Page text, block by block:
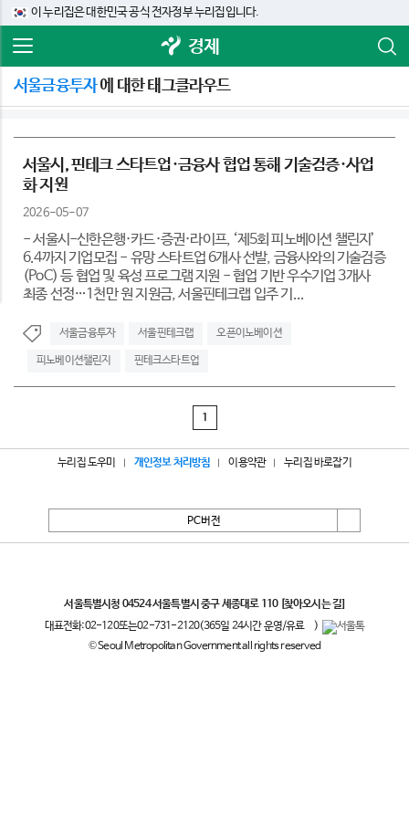
이 누리집은 대한민국 공식 전자정부 누리집입니다.
경제
서울금융투자에 대한 태그클라우드
서울시, 핀테크 스타트업·금융사 협업 통해 기술검증·사업
화 지원
2026-05-07
- 서울시-신한은행·카드·증권·라이프, ‘제5회 피노베이션 챌린지’
6.4까지 기업모집 - 유망 스타트업 6개사 선발, 금융사와의 기술검증
(PoC) 등 협업 및 육성 프로그램 지원 - 협업 기반 우수기업 3개사
최종 선정…1천만 원 지원금, 서울핀테크랩 입주 기...
서울금융투자 서울핀테크랩 오픈이노베이션
피노베이션챌린지 핀테크스타트업
1
누리집 도우미 개인정보 처리방침 이용약관 누리집 바로잡기
PC버전
서울특별시청 04524 서울특별시 중구 세종대로 110 [찾아오시는 길]
대표전화:02-120또는02-731-2120(365일 24시간 운영/유료
)
© Seoul Metropolitan Government all rights reserved